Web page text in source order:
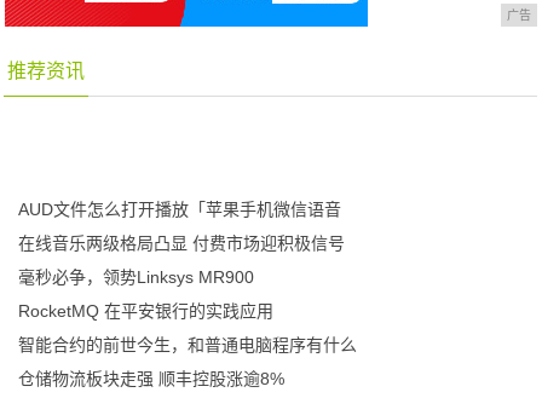
广告
推荐资讯
AUD文件怎么打开播放「苹果手机微信语音
在线音乐两级格局凸显 付费市场迎积极信号
毫秒必争，领势Linksys MR900
RocketMQ 在平安银行的实践应用
智能合约的前世今生，和普通电脑程序有什么
仓储物流板块走强 顺丰控股涨逾8%